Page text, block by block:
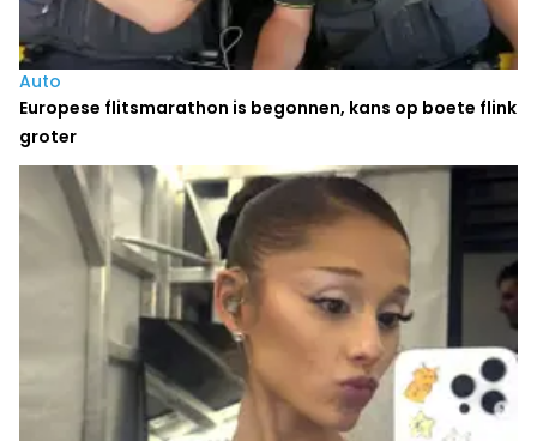
Auto
Europese flitsmarathon is begonnen, kans op boete flink
groter